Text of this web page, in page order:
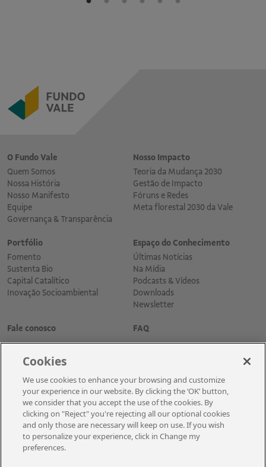
O Fundo Vale
Quem Somos
Nossa História
Nosso Manifesto
Equipe
Governança & Transparência
Nosso Impacto
Teoria da Mudança 2030
Gestão de Impacto
Fóruns e Redes
Meta florestal 2030 da Vale
Portfólio
Fomento
Sustenta Bio
Capital Catalítico
Inovação Socioambiental
Espaço do Conhecimento
Últimas Notícias
Na Mídia
Podcasts & Vídeos
Downloads
Newsletter
Fale conosco FAQ
Cadastre-se para receber as novidades
Cookies
We use cookies to enhance your browsing and customize
your experience in our website. By clicking the ‘OK’ button,
we consider that you accept the use of the cookies. By
clicking on "Reject" you're rejecting all our optional cookies
and only those are necessary will keep on use. If you wish
to personalize your experience, click in Change my
preferences.